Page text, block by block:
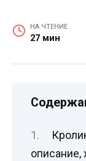
НА ЧТЕНИЕ
27 мин
описание,